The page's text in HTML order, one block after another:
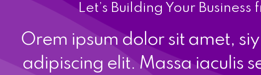
Let’s Building Your
Orem ipsum dolor sit amet,
adipiscing elit. Massa iaculis